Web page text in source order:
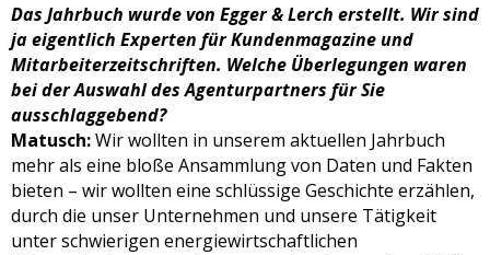
Das Jahrbuch wurde von Egger & Lerch erstellt. Wir sind
ja eigentlich Experten für Kundenmagazine und
Mitarbeiterzeitschriften. Welche Überlegungen waren
bei der Auswahl des Agenturpartners für Sie
ausschlaggebend?
Matusch:Wir wollten in unserem aktuellen Jahrbuch
mehr als eine bloße Ansammlung von Daten und Fakten
bieten – wir wollten eine schlüssige Geschichte erzählen,
durch die unser Unternehmen und unsere Tätigkeit
unter schwierigen energiewirtschaftlichen